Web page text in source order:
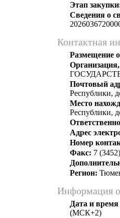
Этап
Сведения о
Контактная
Размещение
Почтовый
Республики,
Место
Республики,
Адрес
Номер
Факс: 7
Регион:
Информация
Дата и время
(МСК+2)